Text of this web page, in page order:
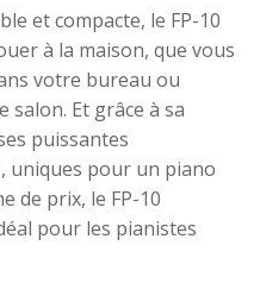
et compacte, le FP-10
à la maison, que vous
votre bureau ou
salon. Et grâce à sa
puissantes
uniques pour un piano
de prix, le FP-10
pour les pianistes